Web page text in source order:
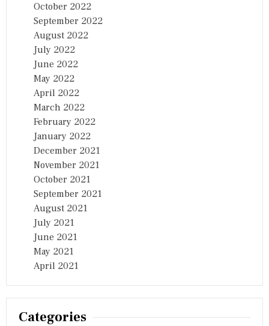
October 2022
September 2022
August 2022
July 2022
June 2022
May 2022
April 2022
March 2022
February 2022
January 2022
December 2021
November 2021
October 2021
September 2021
August 2021
July 2021
June 2021
May 2021
April 2021
Categories